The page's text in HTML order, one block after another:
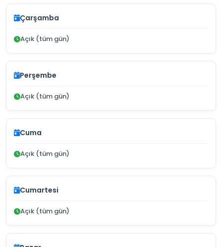
Çarşamba
Açık (tüm gün)
Perşembe
Açık (tüm gün)
Cuma
Açık (tüm gün)
Cumartesi
Açık (tüm gün)